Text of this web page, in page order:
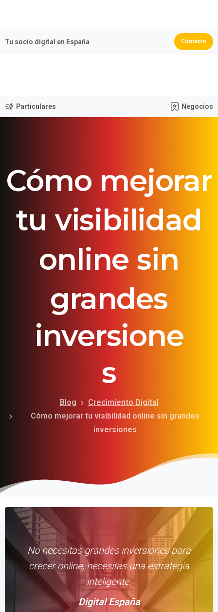
Tu socio digital en España Contacto
Particulares Negocios
Cómo mejorar
tu visibilidad
online sin
grandes
inversione
s
Blog
Crecimiento Digital
Cómo mejorar tu visibilidad online sin grandes
inversiones
No necesitas grandes inversiones para
crecer online, necesitas una estrategia
inteligente.
Digital España